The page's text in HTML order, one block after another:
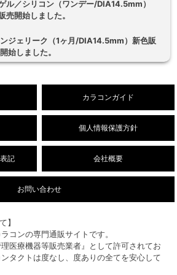
ル／シリコン（ワンデー/DIA14.5mm）
売開始しました。
ジェリーク（1ヶ月/DIA14.5mm）新色販
始しました。
カラコンガイド
個人情報保護方針
記 会社概要
お問い合わせ
】
コンの専門通販サイトです。
医療機器等販売業者』として許可されてお
タクトは度なし、度ありの全てを安心して